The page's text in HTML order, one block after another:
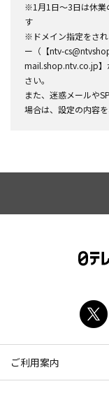
※1月1日～3日は休業
す
※ドメイン指定をさ
ー（【ntv-
mail.shop.ntv.co.jp】
さい。
また、迷惑メールや
場合は、設定の内容を
ご利用案内